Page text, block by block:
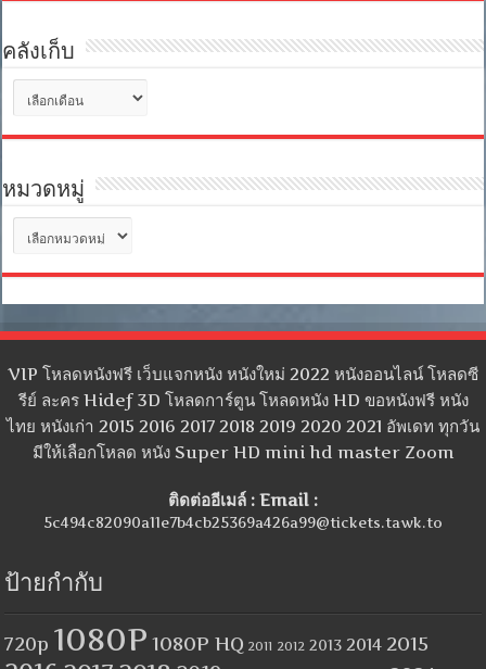
คลังเก็บ
เก็บ
หมวดหมู่
หมู่
VIP โหลดหนังฟรี เว็บแจกหนัง หนังใหม่ 2022 หนังออนไลน์ โหลดซี
รีย์ ละคร Hidef 3D โหลดการ์ตูน โหลดหนัง HD ขอหนังฟรี หนัง
ไทย หนังเก่า 2015 2016 2017 2018 2019 2020 2021 อัพเดท ทุกวัน
มีให้เลือกโหลด หนัง Super HD mini hd master Zoom
ติดต่ออีเมล์ : Email :
5c494c82090a11e7b4cb25369a426a99@tickets.tawk.to
ป้ายกำกับ
720p 1080P 1080P HQ 2011 2012 2013 2014 2015